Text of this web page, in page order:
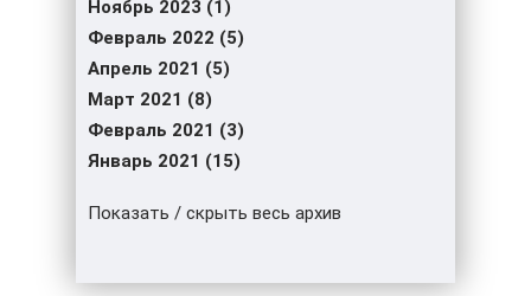
Ноябрь 2023 (1)
Февраль 2022 (5)
Апрель 2021 (5)
Март 2021 (8)
Февраль 2021 (3)
Январь 2021 (15)
Показать / скрыть весь архив